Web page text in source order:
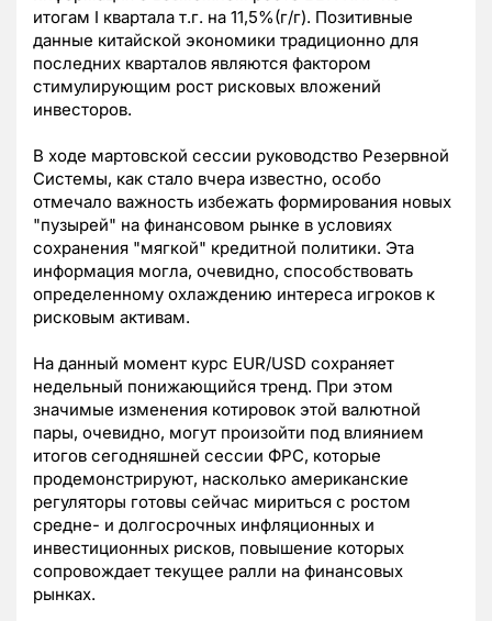
итогам I квартала т.г. на 11,5%(г/г). Позитивные
данные китайской экономики традиционно для
последних кварталов являются фактором
стимулирующим рост рисковых вложений
инвесторов.
В ходе мартовской сессии руководство Резервной
Системы, как стало вчера известно, особо
отмечало важность избежать формирования новых
"пузырей" на финансовом рынке в условиях
сохранения "мягкой" кредитной политики. Эта
информация могла, очевидно, способствовать
определенному охлаждению интереса игроков к
рисковым активам.
На данный момент курс EUR/USD сохраняет
недельный понижающийся тренд. При этом
значимые изменения котировок этой валютной
пары, очевидно, могут произойти под влиянием
итогов сегодняшней сессии ФРС, которые
продемонстрируют, насколько американские
регуляторы готовы сейчас мириться с ростом
средне- и долгосрочных инфляционных и
инвестиционных рисков, повышение которых
сопровождает текущее ралли на финансовых
рынках.